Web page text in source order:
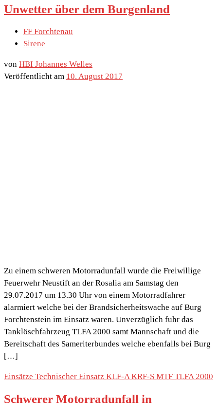
Unwetter über dem Burgenland
FF Forchtenau
Sirene
von HBI Johannes Welles
Veröffentlicht am 10. August 2017
Zu einem schweren Motorradunfall wurde die Freiwillige
Feuerwehr Neustift an der Rosalia am Samstag den
29.07.2017 um 13.30 Uhr von einem Motorradfahrer
alarmiert welche bei der Brandsicherheitswache auf Burg
Forchtenstein im Einsatz waren. Unverzüglich fuhr das
Tanklöschfahrzeug TLFA 2000 samt Mannschaft und die
Bereitschaft des Sameriterbundes welche ebenfalls bei Burg
[…]
Einsätze Technischer Einsatz KLF-A KRF-S MTF TLFA 2000
Schwerer Motorradunfall in